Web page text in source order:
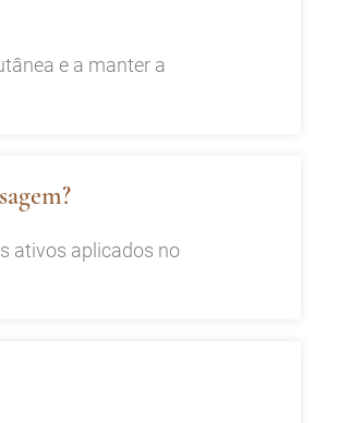
e a manter a
ativos aplicados no